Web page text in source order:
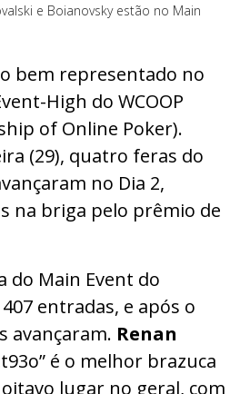
e Boianovsky estão no Main
bem representado no
High do WCOOP
of Online Poker).
(29), quatro feras do
no Dia 2,
na briga pelo prêmio de
do Main Event do
entradas, e após o
avançaram. Renan
é o melhor brazuca
lugar no geral, com